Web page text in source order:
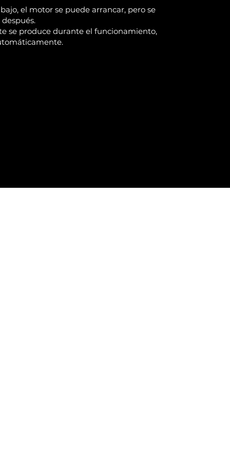
el motor se puede arrancar, pero se
se produce durante el funcionamiento,